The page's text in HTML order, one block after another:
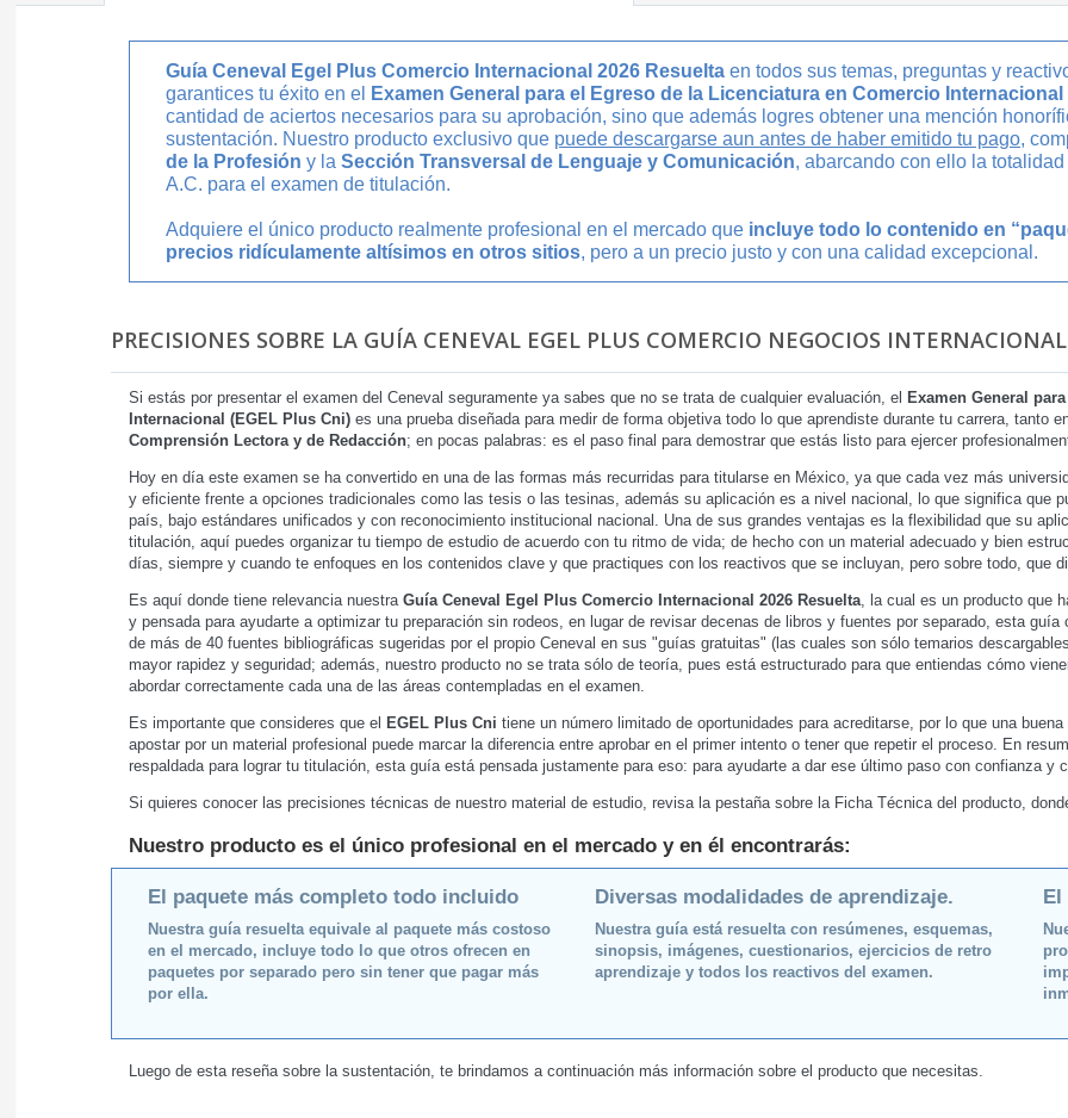
Guía Ceneval Egel Plus Comercio Internacional 2026 Resuelta en todos sus temas, preguntas y
garantices tu éxito en el
Examen General para el Egreso de la Licenciatura en Comercio Internacional
cantidad de aciertos necesarios para su aprobación, sino que además logres obtener una mención
sustentación. Nuestro producto exclusivo que puede descargarse aun antes de haber emitido tu pago,
de la Profesión y la Sección Transversal de Lenguaje y Comunicación, abarcando con ello la
A.C. para el examen de titulación.
Adquiere el único producto realmente profesional en el mercado que incluye todo lo contenido en
precios ridículamente altísimos en otros sitios, pero a un precio justo y con una calidad excepcional.
PRECISIONES SOBRE LA GUÍA CENEVAL EGEL PLUS COMERCIO NEGOCIOS
Si estás por presentar el examen del Ceneval seguramente ya sabes que no se trata de cualquier evaluación, el Examen General
Internacional (EGEL Plus Cni) es una prueba diseñada para medir de forma objetiva todo lo que aprendiste durante tu carrera, tanto
Comprensión Lectora y de Redacción; en pocas palabras: es el paso final para demostrar que estás listo para ejercer
Hoy en día este examen se ha convertido en una de las formas más recurridas para titularse en México, ya que cada vez más
y eficiente frente a opciones tradicionales como las tesis o las tesinas, además su aplicación es a nivel nacional, lo que significa que
país, bajo estándares unificados y con reconocimiento institucional nacional. Una de sus grandes ventajas es la flexibilidad que su
titulación, aquí puedes organizar tu tiempo de estudio de acuerdo con tu ritmo de vida; de hecho con un material adecuado y bien
días, siempre y cuando te enfoques en los contenidos clave y que practiques con los reactivos que se incluyan, pero sobre todo, que
Es aquí donde tiene relevancia nuestra Guía Ceneval Egel Plus Comercio Internacional 2026 Resuelta, la cual es un producto que
y pensada para ayudarte a optimizar tu preparación sin rodeos, en lugar de revisar decenas de libros y fuentes por separado, esta
de más de 40 fuentes bibliográficas sugeridas por el propio Ceneval en sus "guías gratuitas" (las cuales son sólo temarios
mayor rapidez y seguridad; además, nuestro producto no se trata sólo de teoría, pues está estructurado para que entiendas cómo
abordar correctamente cada una de las áreas contempladas en el examen.
Es importante que consideres que el EGEL Plus Cni tiene un número limitado de oportunidades para acreditarse, por lo que una
apostar por un material profesional puede marcar la diferencia entre aprobar en el primer intento o tener que repetir el proceso. En
respaldada para lograr tu titulación, esta guía está pensada justamente para eso: para ayudarte a dar ese último paso con confianza y
Si quieres conocer las precisiones técnicas de nuestro material de estudio, revisa la pestaña sobre la Ficha Técnica del producto,
Nuestro producto es el único profesional en el mercado y en él encontrarás:
El paquete más completo todo incluido
Nuestra guía resuelta equivale al paquete más costoso
en el mercado, incluye todo lo que otros ofrecen en
paquetes por separado pero sin tener que pagar más
por ella.
Diversas modalidades de aprendizaje.
Nuestra guía está resuelta con resúmenes, esquemas,
sinopsis, imágenes, cuestionarios, ejercicios de retro
aprendizaje y todos los reactivos del examen.
El
Luego de esta reseña sobre la sustentación, te brindamos a continuación más información sobre el producto que necesitas.